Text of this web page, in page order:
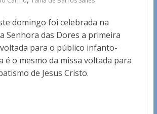
domingo foi celebrada na
Senhora das Dores a primeira
para o público infanto-
é o mesmo da missa voltada para
de Jesus Cristo.